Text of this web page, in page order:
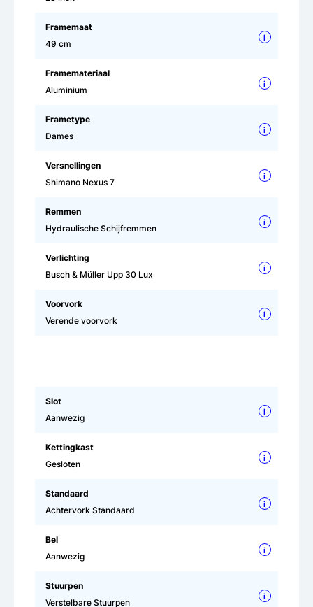
Framemaat
49 cm
i
Framemateriaal
Aluminium
i
Frametype
Dames
i
Versnellingen
Shimano Nexus 7
i
Remmen
Hydraulische Schijfremmen
i
Verlichting
Busch & Müller Upp 30 Lux
i
Voorvork
Verende voorvork
i
Slot
Aanwezig
i
Kettingkast
Gesloten
i
Standaard
Achtervork Standaard
i
Bel
Aanwezig
i
Stuurpen
Verstelbare Stuurpen
i